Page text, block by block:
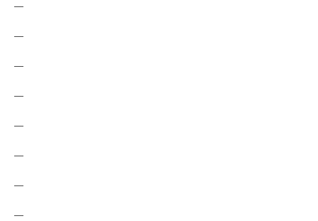
—
—
—
—
—
—
—
—